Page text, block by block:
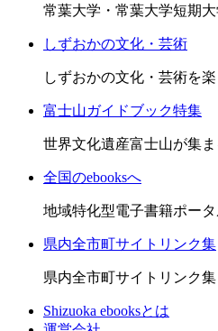
常葉大学・常葉大学短期
しずおかの文化・芸術
しずおかの文化・芸術を楽
富士山ガイドブック特集
世界文化遺産富士山が集ま
全国のebooksへ
地域特化型電子書籍ポータ
県内全市町サイトリンク集
県内全市町サイトリンク集
Shizuoka ebooksとは